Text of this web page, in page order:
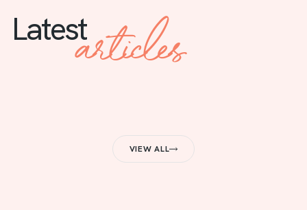
Latestarticles
VIEW ALL